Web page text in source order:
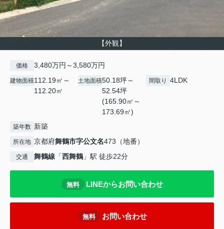
【外観】
価格 3,480万円～3,580万円
建物面積112.19㎡～
112.20㎡
土地面積50.18坪～
52.54坪
(165.90㎡～
173.69㎡)
間取り 4LDK
築年数 新築
所在地 京都府舞鶴市字公文名473（地番）
交通 舞鶴線 「西舞鶴 」駅 徒歩22分
無料 LINEからお問い合わせ
無料 お問い合わせ